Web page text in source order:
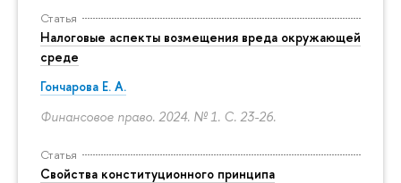
Статья
Налоговые аспекты возмещения вреда окружающей
среде
Гончарова Е. А.
Финансовое право. 2024. № 1. С. 23-26.
Статья
Свойства конституционного принципа